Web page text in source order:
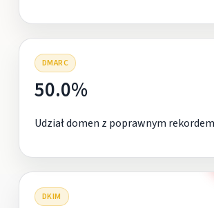
DMARC
50.0%
Udział domen z poprawnym rekordem
DKIM